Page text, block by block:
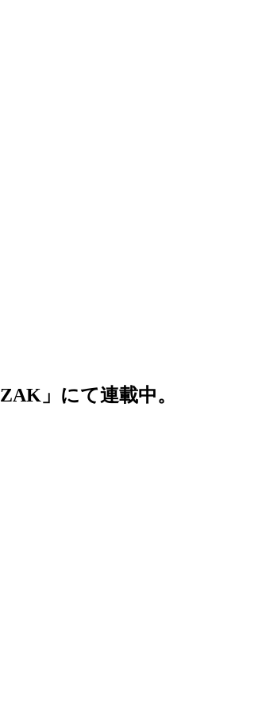
」にて連載中。